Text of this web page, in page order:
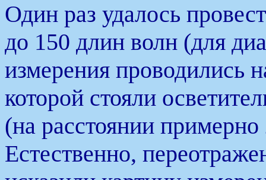
Один раз удалось
до 150 длин волн (для
измерения проводились
которой стояли
(на расстоянии
Естественно,